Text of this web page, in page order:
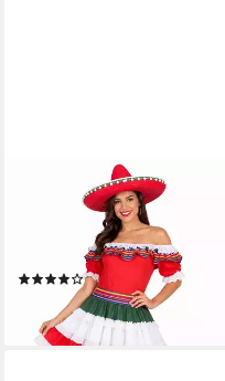
FUNNY FASHION
Kostüm Mexikanisches
Kostüm 'Senorita Bonita' für
(1)
32,90 €
lieferbar - in 2-3 Werktagen bei dir